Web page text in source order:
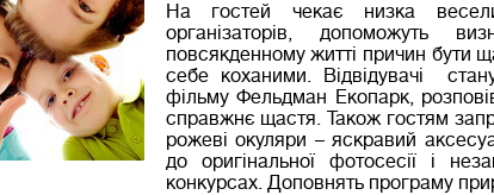
На гостей чекає низка
організаторів, допоможуть
повсякденному житті причин бути
себе коханими. Відвідувачі
фільму Фельдман Екопарк,
справжнє щастя. Також гостям
рожеві окуляри – яскравий
до оригінальної фотосесії і
конкурсах. Доповнять програму